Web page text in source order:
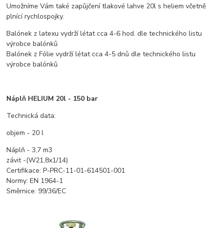
Umožníme Vám také zapůjčení tlakové lahve 20l s heliem včetně
plnící rychlospojky.
Balónek z latexu vydrží létat cca 4-6 hod. dle technického listu
výrobce balónků
Balónek z Fólie vydrží létat cca 4-5 dnů dle technického listu
výrobce balónků
Náplň HELIUM 20l - 150 bar
Technická data:
objem - 20 l
Náplň - 3,7 m3
závit -(W21,8x1/14)
Certifikace: P-PRC-11-01-614501-001
Normy: EN 1964-1
Směrnice: 99/36/EC